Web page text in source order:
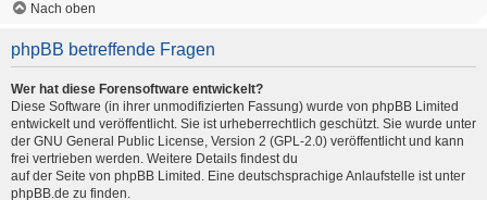
Nach oben
phpBB betreffende Fragen
Wer hat diese Forensoftware entwickelt?
Diese Software (in ihrer unmodifizierten Fassung) wurde von phpBB Limited
entwickelt und veröffentlicht. Sie ist urheberrechtlich geschützt. Sie wurde unter
der GNU General Public License, Version 2 (GPL-2.0) veröffentlicht und kann
frei vertrieben werden. Weitere Details findest du
auf der Seite von phpBB Limited . Eine deutschsprachige Anlaufstelle ist unter
phpBB.de zu finden.